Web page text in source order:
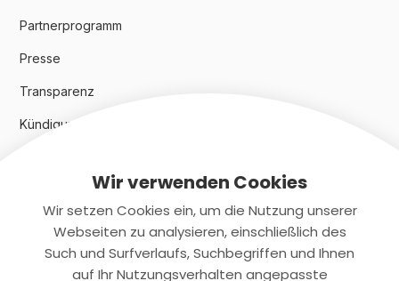
Partnerprogramm
Presse
Transparenz
Kündigungsindex 2024
Rechtliches
Datenschutz
Wir verwenden Cookies
Wir setzen Cookies ein, um die Nutzung unserer
Webseiten zu analysieren, einschließlich des
Such und Surfverlaufs, Suchbegriffen und Ihnen
auf Ihr Nutzungsverhalten angepasste